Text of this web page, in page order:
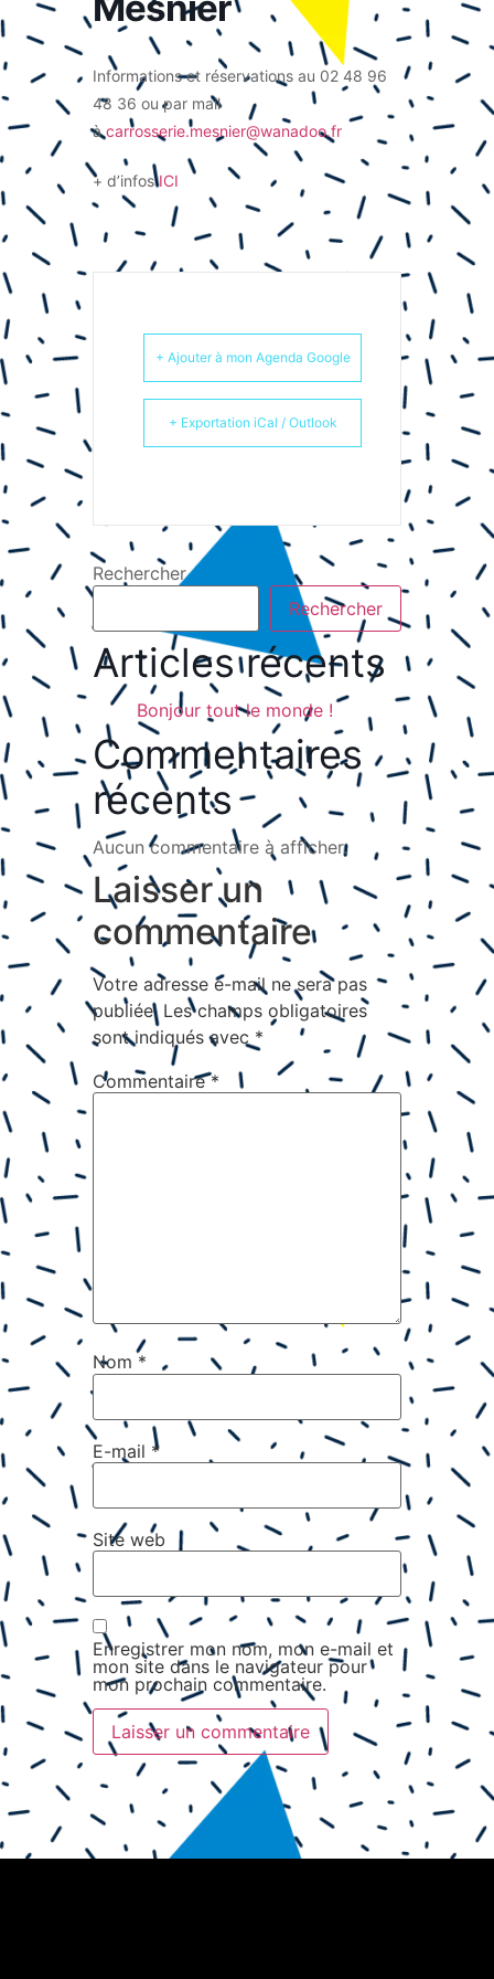
Informations et réservations au 02 48 96
48 36 ou par mail
àcarrosserie.mesnier@wanadoo.fr
+ d’infosICI
+ Ajouter à mon Agenda Google
+ Exportation iCal / Outlook
Rechercher
Rechercher
Articles récents
Bonjour tout le monde !
Commentaires
récents
Aucun commentaire à afficher.
Laisser un
commentaire
Votre adresse e-mail ne sera pas
publiée. Les champs obligatoires
sont indiqués avec *
Commentaire*
Nom *
E-mail *
Site web
Enregistrer mon nom, mon e-mail et
mon site dans le navigateur pour
mon prochain commentaire.